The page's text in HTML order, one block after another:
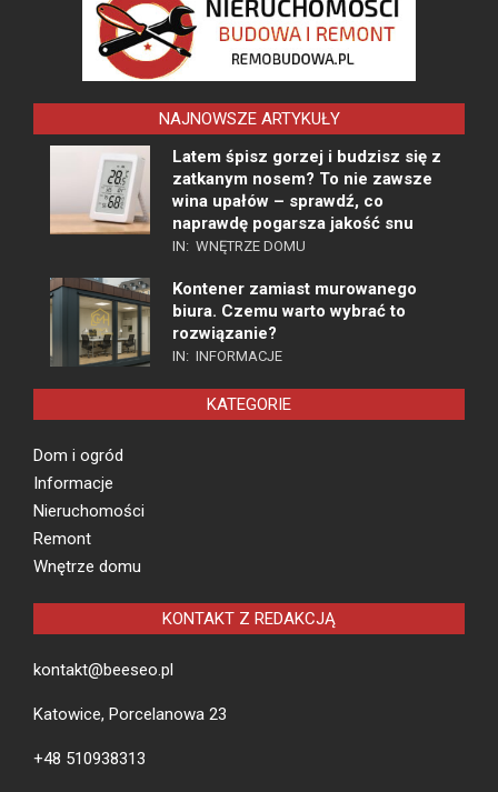
NAJNOWSZE ARTYKUŁY
Latem śpisz gorzej i budzisz się z
zatkanym nosem? To nie zawsze
wina upałów – sprawdź, co
naprawdę pogarsza jakość snu
IN: WNĘTRZE DOMU
Kontener zamiast murowanego
biura. Czemu warto wybrać to
rozwiązanie?
IN: INFORMACJE
KATEGORIE
Dom i ogród
Informacje
Nieruchomości
Remont
Wnętrze domu
KONTAKT Z REDAKCJĄ
kontakt@beeseo.pl
Katowice, Porcelanowa 23
+48 510938313